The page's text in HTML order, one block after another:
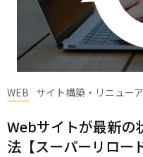
WEB サイト構築・リニュー
Webサイトが最新の
法【スーパーリロー